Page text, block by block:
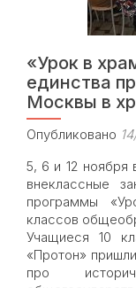
«Урок в
единства
Москвы в
Опубликовано
5, 6 и 12 ноября
внеклассные
программы
классов
Учащиеся 10
«Протон»
про